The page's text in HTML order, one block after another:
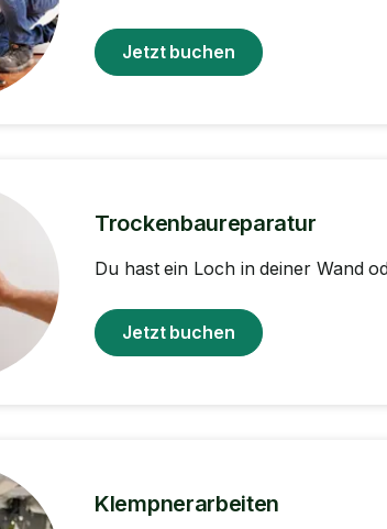
Jetzt buchen
Trockenbaureparatur
Du hast ein Loch in deiner Wand
Jetzt buchen
Klempnerarbeiten